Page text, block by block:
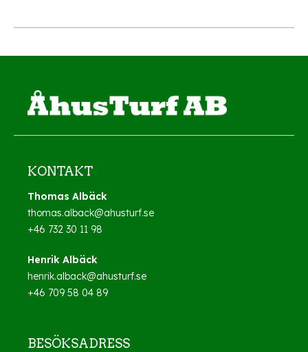
KONTAKT
Thomas Albäck
thomas.alback@ahusturf.se
+46 732 30 11 98
Henrik Albäck
henrik.alback@ahusturf.se
+46 709 58 04 89
BESÖKSADRESS